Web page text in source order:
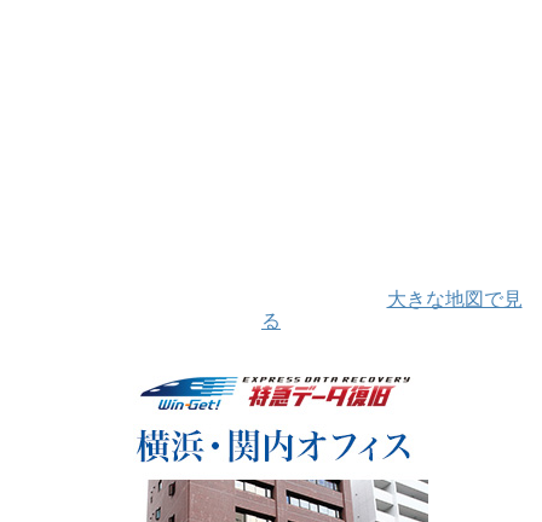
大きな地図で見
る